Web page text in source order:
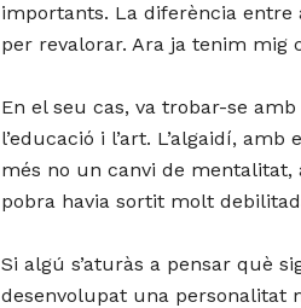
importants. La diferència
per revalorar. Ara ja tenim mig
En el seu cas, va trobar-se
l’educació i l’art. L’algaidí,
més no un canvi de
pobra havia sortit molt
Si algú s’aturàs a pensar què
desenvolupat una personalitat